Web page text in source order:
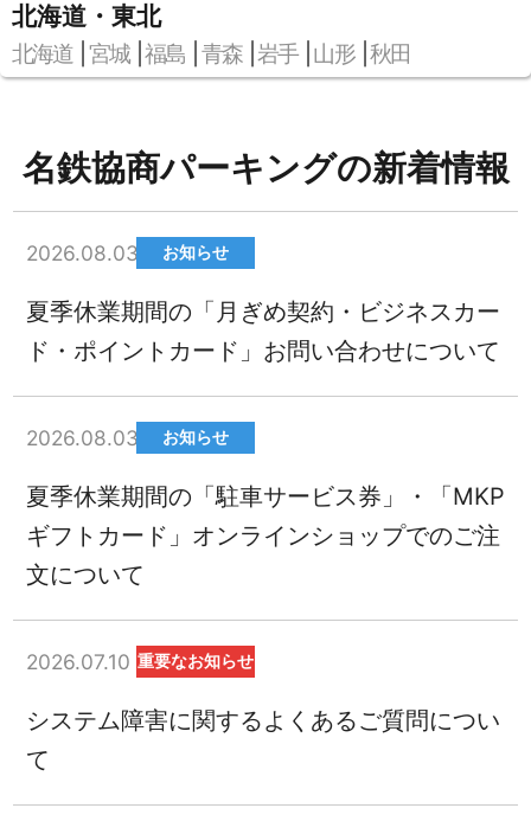
北海道・東北
北海道 宮城 福島 青森 岩手 山形 秋田
名鉄協商パーキングの新着情報
2026.08.03 お知らせ
夏季休業期間の「月ぎめ契約・ビジネスカー
ド・ポイントカード」お問い合わせについて
2026.08.03 お知らせ
夏季休業期間の「駐車サービス券」・「MKP
ギフトカード」オンラインショップでのご注
文について
2026.07.10 重要なお知らせ
システム障害に関するよくあるご質問につい
て